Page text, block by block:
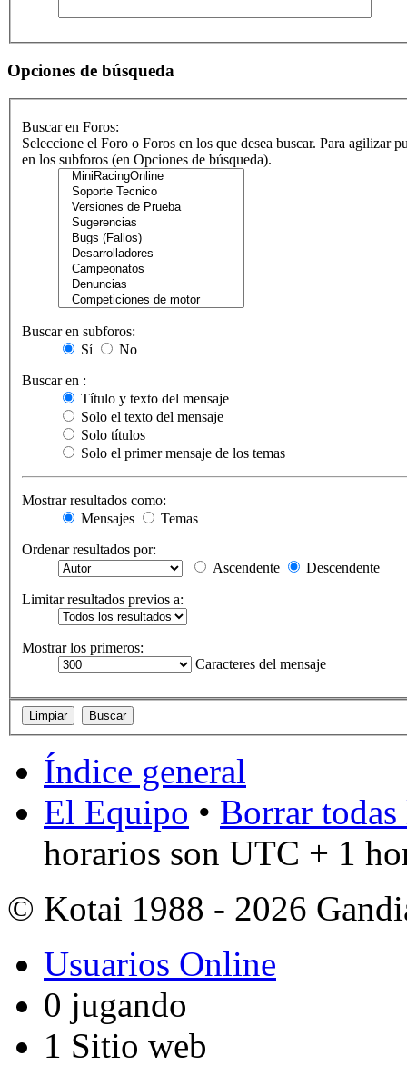
Opciones de búsqueda
Buscar en Foros:
Seleccione el Foro o Foros en los que desea buscar. Para agilizar
en los subforos (en Opciones de búsqueda).
Buscar en subforos:
Sí
No
Buscar en :
Título y texto del mensaje
Solo el texto del mensaje
Solo títulos
Solo el primer mensaje de los temas
Mostrar resultados como:
Mensajes
Temas
Ordenar resultados por:
Ascendente
Descendente
Limitar resultados previos a:
Mostrar los primeros:
Caracteres del mensaje
Índice general
El Equipo • Borrar
horarios son UTC + 1
© Kotai 1988 - 2026
Usuarios Online
0 jugando
1 Sitio web